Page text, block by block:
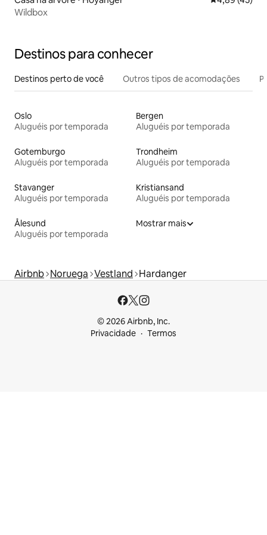
Wildbox
Destinos para conhecer
Destinos perto de você Outros tipos de acomodações
Oslo
Aluguéis por temporada
Bergen
Aluguéis por temporada
Gotemburgo
Aluguéis por temporada
Trondheim
Aluguéis por temporada
Stavanger
Aluguéis por temporada
Kristiansand
Aluguéis por temporada
Ålesund
Aluguéis por temporada
Mostrar mais
Airbnb Noruega Vestland Hardanger
© 2026 Airbnb, Inc.
Privacidade
Termos